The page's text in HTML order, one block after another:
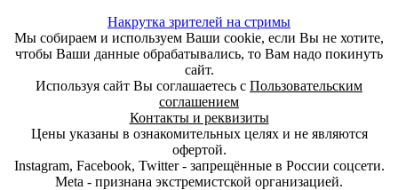
Накрутка зрителей на стримы
Мы собираем и используем Ваши cookie, если Вы не хотите,
чтобы Ваши данные обрабатывались, то Вам надо покинуть
сайт.
Используя сайт Вы соглашаетесь с Пользовательским
соглашением
Контакты и реквизиты
Цены указаны в ознакомительных целях и не являются
офертой.
Instagram, Facebook, Twitter - запрещённые в России соцсети.
Meta - признана экстремистской организацией.